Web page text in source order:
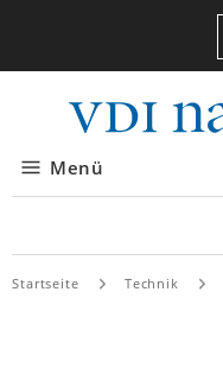
Menü
Startseite Technik